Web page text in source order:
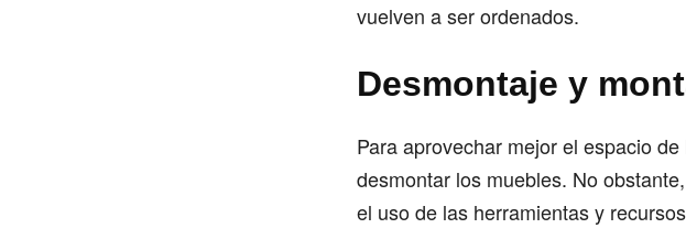
vuelven a ser ordenados.
Desmontaje y
Para aprovechar mejor el espacio
desmontar los muebles. No
el uso de las herramientas y